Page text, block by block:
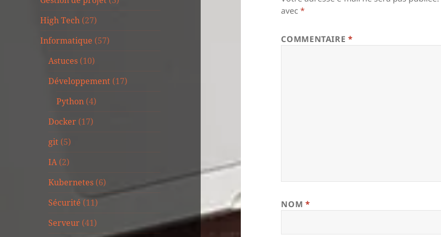
High Tech (27)
Informatique (57)
Astuces (10)
Développement (17)
Python (4)
Docker (17)
git (5)
IA(2)
Kubernetes (6)
Sécurité (11)
Serveur (41)
avec*
COMMENTAIRE*
NOM *